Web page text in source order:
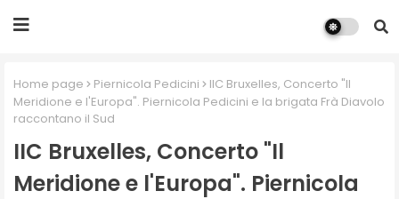
Home page Piernicola Pedicini
IIC Bruxelles, Concerto "Il
Meridione e l'Europa". Piernicola Pedicini e la brigata Frà Diavolo
raccontano il Sud
IIC Bruxelles, Concerto "Il
Meridione e l'Europa". Piernicola